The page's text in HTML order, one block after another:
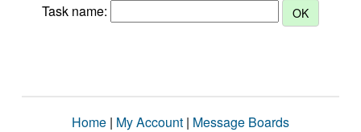
Task name:
Home | My Account | Message Boards